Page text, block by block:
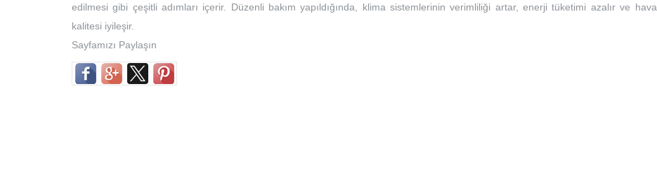
edilmesi gibi çeşitli adımları içerir. Düzenli bakım yapıldığında, klima sistemlerinin verimliliği artar, enerji tüketimi azalır ve hava
kalitesi iyileşir.
Sayfamızı Paylaşın